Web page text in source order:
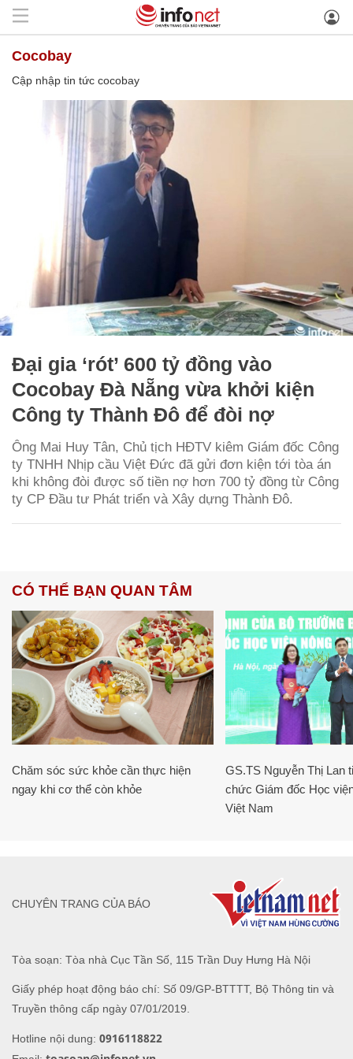
cocobay
Cập nhập tin tức cocobay
Đại gia ‘rót’ 600 tỷ đồng vào
Cocobay Đà Nẵng vừa khởi kiện
Công ty Thành Đô để đòi nợ
Ông Mai Huy Tân, Chủ tịch HĐTV kiêm Giám đốc Công
ty TNHH Nhịp cầu Việt Đức đã gửi đơn kiện tới tòa án
khi không đòi được số tiền nợ hơn 700 tỷ đồng từ Công
ty CP Đầu tư Phát triển và Xây dựng Thành Đô.
CÓ THỂ BẠN QUAN TÂM
Chăm sóc sức khỏe cần thực hiện
ngay khi cơ thể còn khỏe
GS.TS Nguyễn Thị Lan
chức Giám đốc Học
Việt Nam
Tòa soạn: Tòa nhà Cục Tần Số, 115 Trần Duy Hưng Hà Nội
Giấy phép hoạt động báo chí: Số 09/GP-BTTTT, Bộ Thông tin và
Truyền thông cấp ngày 07/01/2019.
Hotline nội dung: 0916118822
CHUYÊN TRANG CỦA BÁO